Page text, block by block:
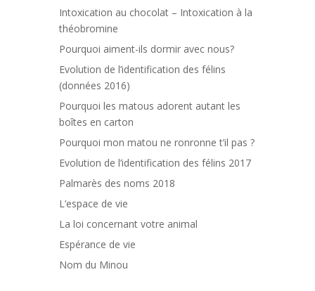
Intoxication au chocolat – Intoxication à la
théobromine
Pourquoi aiment-ils dormir avec nous?
Evolution de l’identification des félins
(données 2016)
Pourquoi les matous adorent autant les
boîtes en carton
Pourquoi mon matou ne ronronne t’il pas ?
Evolution de l’identification des félins 2017
Palmarès des noms 2018
L’espace de vie
La loi concernant votre animal
Espérance de vie
Nom du Minou